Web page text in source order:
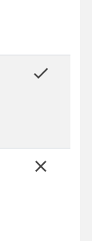
done
close